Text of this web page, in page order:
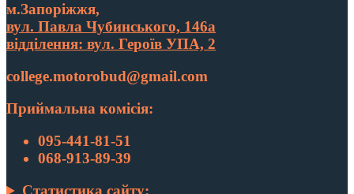
м.Запоріжжя,
вул. Павла Чубинського, 146а
відділення: вул. Героїв УПА, 2
college.motorobud@gmail.com
Приймальна комісія:
095-441-81-51
068-913-89-39
Статистика сайту: